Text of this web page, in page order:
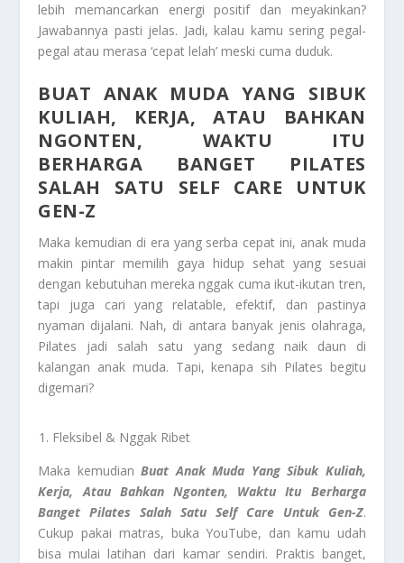
lebih memancarkan energi positif dan meyakinkan?
Jawabannya pasti jelas. Jadi, kalau kamu sering pegal-
pegal atau merasa ‘cepat lelah’ meski cuma duduk.
BUAT ANAK MUDA YANG SIBUK
KULIAH, KERJA, ATAU BAHKAN
NGONTEN, WAKTU ITU
BERHARGA BANGET PILATES
SALAH SATU SELF CARE UNTUK
GEN-Z
Maka kemudian di era yang serba cepat ini, anak muda
makin pintar memilih gaya hidup sehat yang sesuai
dengan kebutuhan mereka nggak cuma ikut-ikutan tren,
tapi juga cari yang relatable, efektif, dan pastinya
nyaman dijalani. Nah, di antara banyak jenis olahraga,
Pilates jadi salah satu yang sedang naik daun di
kalangan anak muda. Tapi, kenapa sih Pilates begitu
digemari?
Fleksibel & Nggak Ribet
Maka kemudian Buat Anak Muda Yang Sibuk Kuliah,
Kerja, Atau Bahkan Ngonten, Waktu Itu Berharga
Banget Pilates Salah Satu Self Care Untuk Gen-Z.
Cukup pakai matras, buka YouTube, dan kamu udah
bisa mulai latihan dari kamar sendiri. Praktis banget,